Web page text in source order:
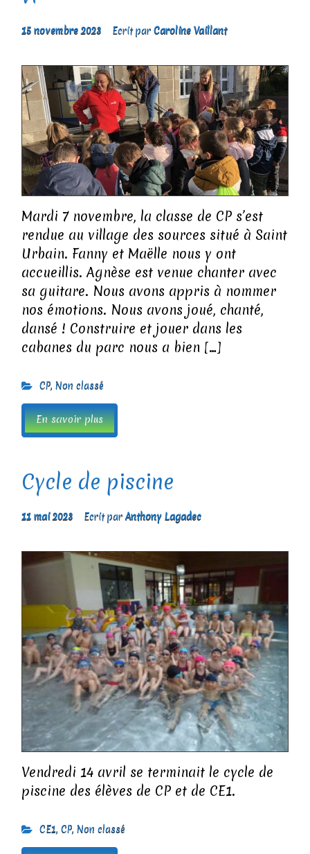
15 novembre 2023 Ecrit par Caroline Vaillant
Mardi 7 novembre, la classe de CP s’est
rendue au village des sources situé à Saint
Urbain. Fanny et Maëlle nous y ont
accueillis. Agnèse est venue chanter avec
sa guitare. Nous avons appris à nommer
nos émotions. Nous avons joué, chanté,
dansé ! Construire et jouer dans les
cabanes du parc nous a bien […]
CP, Non classé
En savoir plus
Cycle de piscine
11 mai 2023 Ecrit par Anthony Lagadec
Vendredi 14 avril se terminait le cycle de
piscine des élèves de CP et de CE1.
CE1, CP, Non classé